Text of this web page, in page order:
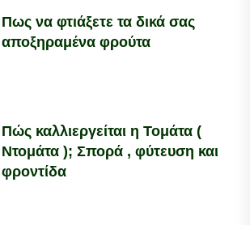
Πως να φτιάξετε τα δικά σας
αποξηραμένα φρούτα
Πώς καλλιεργείται η Τομάτα (
Ντομάτα ); Σπορά , φύτευση και
φροντίδα